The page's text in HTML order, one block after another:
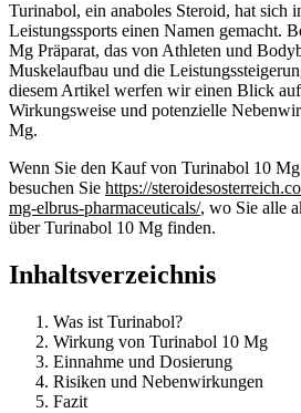
Turinabol, ein anaboles Steroid, hat sich
Leistungssports einen Namen gemacht.
Mg Präparat, das von Athleten und
Muskelaufbau und die
diesem Artikel werfen wir einen Blick
Wirkungsweise und potenzielle
Mg.
Wenn Sie den Kauf von Turinabol 10
besuchen Sie https://
mg-elbrus-pharmaceuticals/, wo Sie alle
über Turinabol 10 Mg finden.
Inhaltsverzeichnis
Was ist Turinabol?
Wirkung von Turinabol 10 Mg
Einnahme und Dosierung
Risiken und Nebenwirkungen
Fazit